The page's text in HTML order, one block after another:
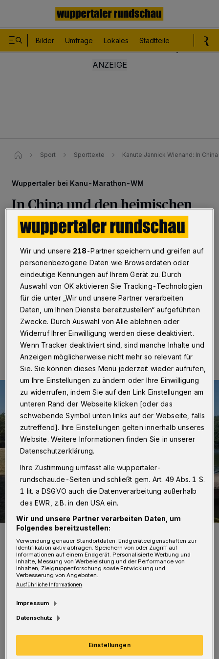
Bilder Umfrage Lokales Stadtteile
Sport Sporttexte Kanute Jannick Wienand: In
Wuppertaler bei Kanu-Marathon-WM
In China und den heimischen
Wohnzimmern
Wuppertal
Der 17-jährige Jannick Wienand von der
Kanu-Sportgemeinschaft (KSG) Wuppertal ist weit
weg von den Beyenburger Heimatgewässern
angetreten: Bei der Kanu-Marathon-Weltmeisterschaft
im chinesischen Shaoxing belegte er in der
Juniorenklasse der Einercanadier den elften Platz.
21.10.2019 , 19:29 Uhr Eine Minute Lesezeit
Jannick Wienand von der KSG Wuppertal.
Foto: Wienand
19 Kilometer musste er verteilt auf fünf
Runden mit vier Tragestrecken (Portagen)
zurücklegen. Eine einstellige Platzierung wäre
dem Wuppertaler deutlich lieber gewesen,
Wir und unsere 218-Partner speichern und greifen auf
personenbezogene Daten wie Browserdaten oder
eindeutige Kennungen auf Ihrem Gerät zu. Durch
Auswahl von OK aktivieren Sie Tracking-Technologien
für die unter „Wir und unsere Partner verarbeiten
Daten, um Ihnen Dienste bereitzustellen“ aufgeführten
Zwecke. Durch Auswahl von Alle ablehnen oder
Widerruf Ihrer Einwilligung werden diese deaktiviert.
Wenn Tracker deaktiviert sind, sind manche Inhalte und
Anzeigen möglicherweise nicht mehr so relevant für
Sie. Sie können dieses Menü jederzeit wieder aufrufen,
um Ihre Einstellungen zu ändern oder Ihre Einwilligung
zu widerrufen, indem Sie auf den Link Einstellungen am
unteren Rand der Webseite klicken [oder das
schwebende Symbol unten links auf der Webseite, falls
zutreffend]. Ihre Einstellungen gelten innerhalb unseres
Website. Weitere Informationen finden Sie in unserer
Datenschutzerklärung.
Ihre Zustimmung umfasst alle wuppertaler-
rundschau.de-Seiten und schließt gem. Art. 49 Abs. 1 S.
1 lit. a DSGVO auch die Datenverarbeitung außerhalb
des EWR, z.B. in den USA ein.
Wir und unsere Partner verarbeiten Daten, um
Folgendes bereitzustellen:
Verwendung genauer Standortdaten. Endgeräteeigenschaften zur
Identifikation aktiv abfragen. Speichern von oder Zugriff auf
Informationen auf einem Endgerät. Personalisierte Werbung und
Inhalte, Messung von Werbeleistung und der Performance von
Inhalten, Zielgruppenforschung sowie Entwicklung und
Verbesserung von Angeboten.
Ausführliche Informationen
Impressum
Datenschutz
Einstellungen